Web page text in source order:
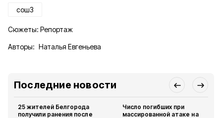
сош3
Сюжеты: Репортаж
Авторы: Наталья Евгеньева
Последние новости
25 жителей Белгорода
получили ранения после
Число погибших при
массированной атаке на